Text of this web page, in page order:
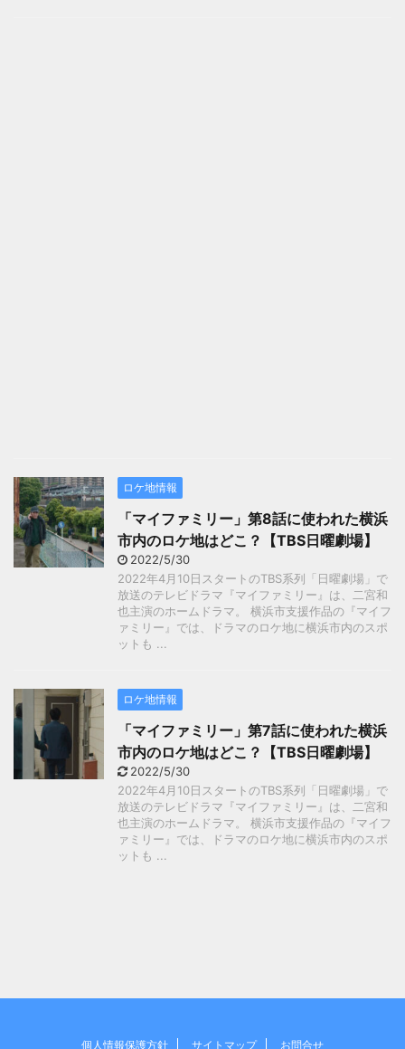
ロケ地情報
「マイファミリー」第8話に使われた横浜
市内のロケ地はどこ？【TBS日曜劇場】
2022/5/30
2022年4月10日スタートのTBS系列「日曜劇場」で
放送のテレビドラマ『マイファミリー』は、二宮和
也主演のホームドラマ。 横浜市支援作品の『マイフ
ァミリー』では、ドラマのロケ地に横浜市内のスポ
ットも ...
ロケ地情報
「マイファミリー」第7話に使われた横浜
市内のロケ地はどこ？【TBS日曜劇場】
2022/5/30
2022年4月10日スタートのTBS系列「日曜劇場」で
放送のテレビドラマ『マイファミリー』は、二宮和
也主演のホームドラマ。 横浜市支援作品の『マイフ
ァミリー』では、ドラマのロケ地に横浜市内のスポ
ットも ...
個人情報保護方針 サイトマップ お問合せ